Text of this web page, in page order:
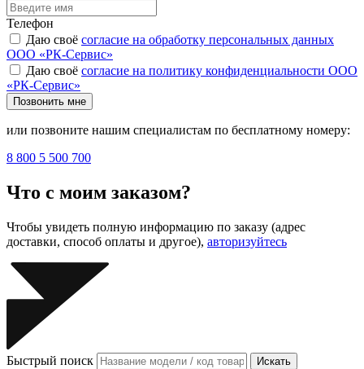
Телефон
Даю своё согласие на обработку персональных данных
ООО «РК-Сервис»
Даю своё согласие на политику конфиденциальности ООО
«РК-Сервис»
Позвонить мне
или позвоните нашим специалистам по бесплатному номеру:
8 800 5 500 700
Что с моим заказом?
Чтобы увидеть полную информацию по заказу (адрес
доставки, способ оплаты и другое), авторизуйтесь
Быстрый поиск Искать